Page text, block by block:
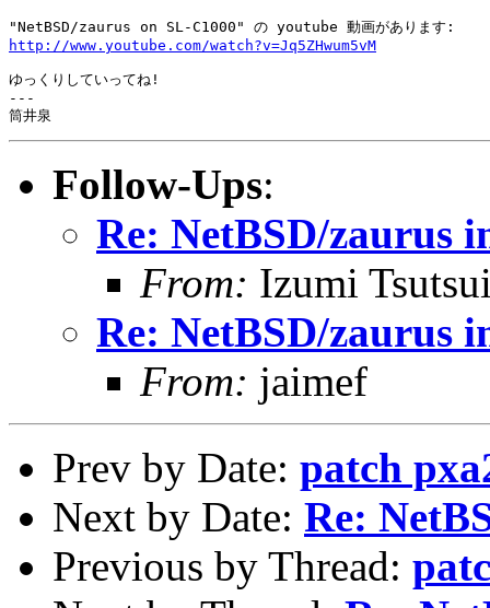
http://www.youtube.com/watch?v=Jq5ZHwum5vM
ゆっくりしていってね!
---
Follow-Ups:
Re: NetBSD/zaurus
From: Izumi
Re: NetBSD/zaurus
From: jaimef
Prev by Date: patch
Next by Date: Re:
Previous by Thread: